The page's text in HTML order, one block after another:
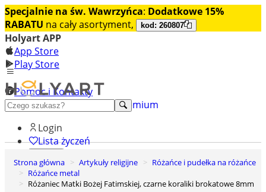
Specjalnie na św. Wawrzyńca: Dodatkowe 15%
RABATU na cały asortyment, kod: 260807
Holyart APP
App Store
Play Store
Pomoc i Kontakty
+48 222 922 860
Odkryj premium
Login
Lista życzeń
0
Koszyk
Strona główna Artykuły religijne
Różańce i pudełka na różańce
Różańce metal
Różaniec Matki Bożej Fatimskiej, czarne koraliki brokatowe 8mm